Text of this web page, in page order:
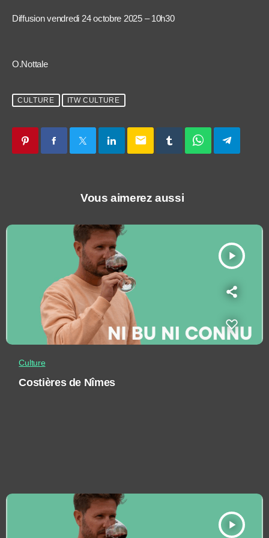
Diffusion vendredi 24 octobre 2025 – 10h30
O.Nottale
CULTURE ITW CULTURE
email
Vous aimerez aussi
play_arrow
Culture
Costières de Nîmes
play_arrow